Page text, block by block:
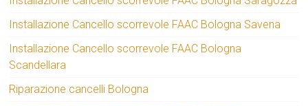
Installazione Cancello scorrevole FAAC Bologna Savena
Installazione Cancello scorrevole FAAC Bologna
Scandellara
Riparazione cancelli Bologna